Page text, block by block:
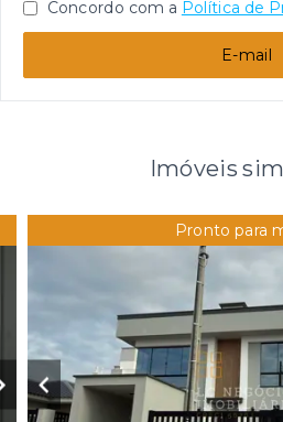
Concordo com a Política de
E-mail
Imóveis
Pronto para